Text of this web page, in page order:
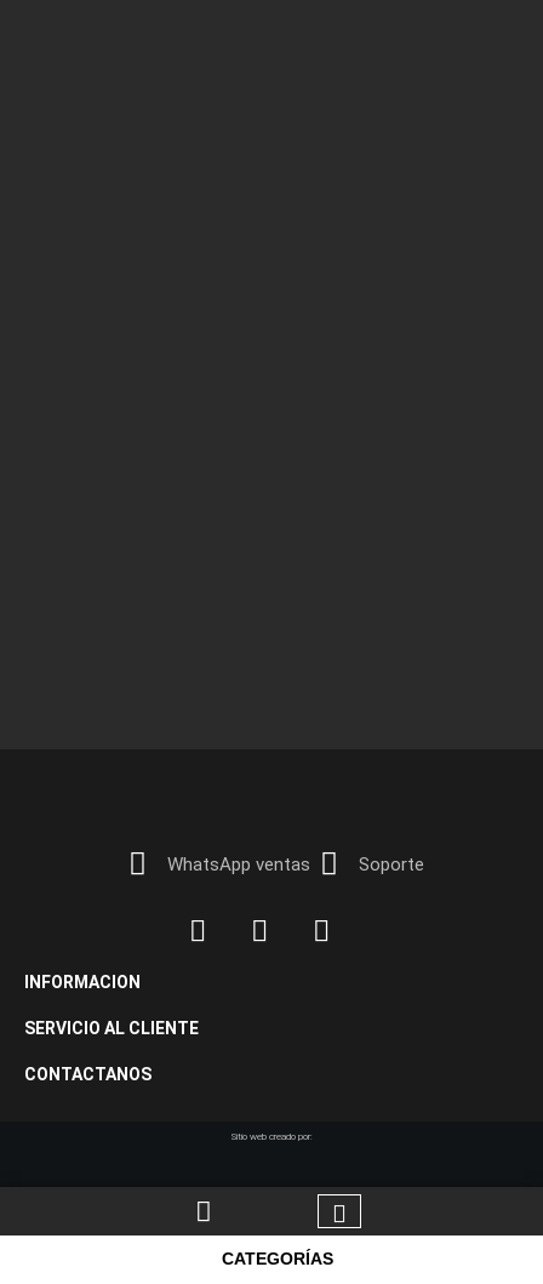
WhatsApp ventas Soporte
INFORMACION
SERVICIO AL CLIENTE
CONTACTANOS
Sitio web creado por:
CATEGORÍAS